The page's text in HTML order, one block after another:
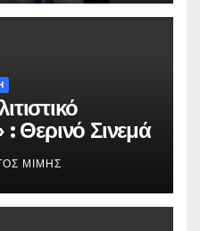
Θερινό Σινεμά
ταινία
ΜΊΜΗΣ